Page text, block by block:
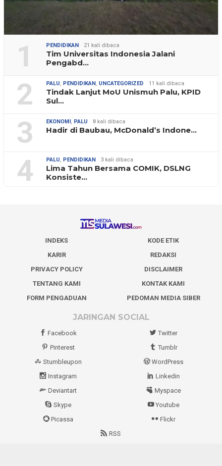
1 PENDIDIKAN 21 kali dibaca
Tim Universitas Indonesia Jalani
Pengabd…
2 PALU, PENDIDIKAN , UNCATEGORIZED 11 kali dibaca
Tindak Lanjut MoU Unismuh Palu, KPID
Sul…
3 EKONOMI , PALU 8 kali dibaca
Hadir di Baubau, McDonald’s Indone…
4 PALU, PENDIDIKAN 3 kali dibaca
Lima Tahun Bersama COMIK, DSLNG
Konsiste…
INDEKS
KODE ETIK
KARIR
REDAKSI
PRIVACY POLICY
DISCLAIMER
TENTANG KAMI
KONTAK KAMI
FORM PENGADUAN
PEDOMAN MEDIA SIBER
JARINGAN SOCIAL
Facebook
Twitter
Pinterest
Tumblr
Stumbleupon
WordPress
Instagram
Linkedin
Deviantart
Myspace
Skype
Youtube
Picassa
Flickr
RSS